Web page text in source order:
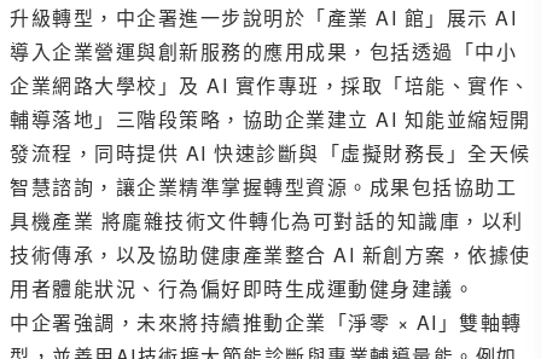
升級轉型，中企署進一步說明於「產業 AI 館」展示 AI
導入企業營運與創新服務的應用成果，包括透過「中小
企業網路大學校」及 AI 實作專班，採取「培能、實作、
輔導落地」三階段策略，協助企業建立 AI 知能並縮短開
發流程，同時提供 AI 快速診斷與「虛擬財務長」全天候
智慧諮詢，讓企業精準掌握轉型資源。成果包括協助工
具機產業 將龐雜技術文件轉化為可對話的知識庫，以利
技術傳承，以及協助健康產業整合 AI 新創方案，依據使
用者體能狀況、行為偏好即時生成運動健身建議。
中企署強調，未來將持續推動企業「淨零 × AI」雙軸轉